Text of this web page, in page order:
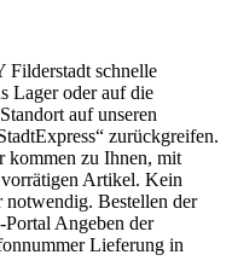
schnelle
Lager oder auf die
auf unseren
zurückgreifen.
kommen zu Ihnen, mit
Artikel. Kein
Bestellen der
Angeben der
Lieferung in